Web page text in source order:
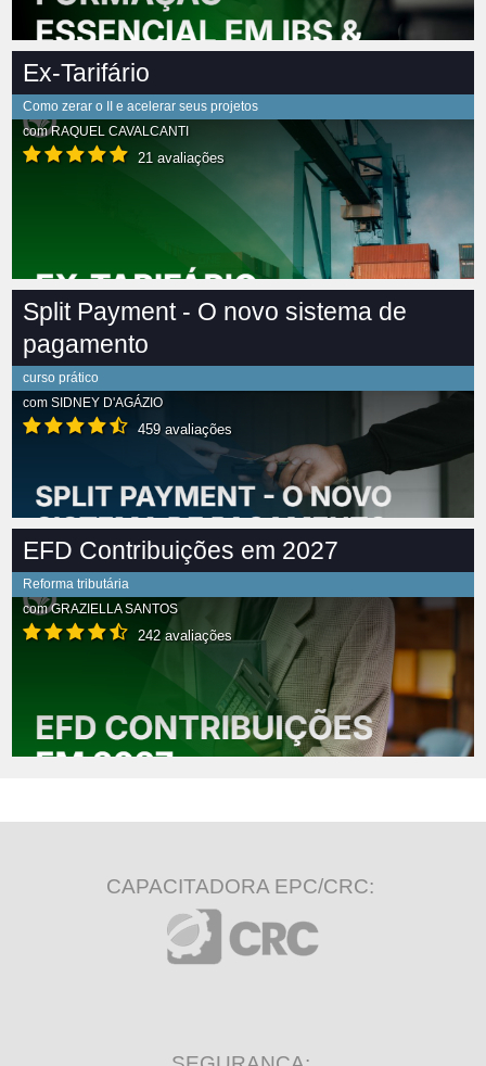
Ex-Tarifário
Como zerar o II e acelerar seus projetos
comRAQUEL CAVALCANTI
21 avaliações
Split Payment - O novo sistema de
pagamento
curso prático
com SIDNEY D'AGÁZIO
459 avaliações
EFD Contribuições em 2027
Reforma tributária
comGRAZIELLA SANTOS
242 avaliações
CAPACITADORA EPC/CRC: